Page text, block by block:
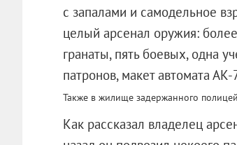
с запалами и самодельное
целый арсенал оружия:
гранаты, пять боевых, одна
патронов, макет автомата
Также в жилище задержанного
Как рассказал владелец